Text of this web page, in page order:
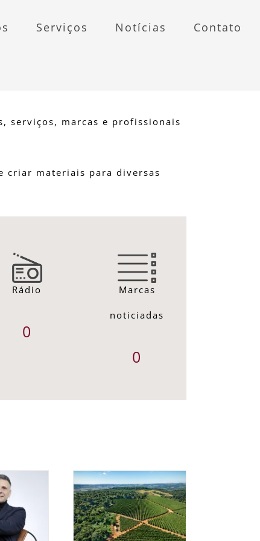
Serviços Notícias Contato
serviços, marcas e profissionais
criar materiais para diversas
Rádio
0
Marcas
noticiadas
0
de Origem”
em Franca e
para seis
celebrando a
e a